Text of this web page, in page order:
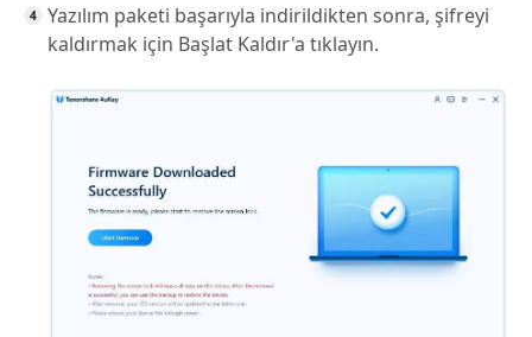
Yazılım paketi başarıyla indirildikten sonra, şifreyi
kaldırmak için Başlat Kaldır'a tıklayın.